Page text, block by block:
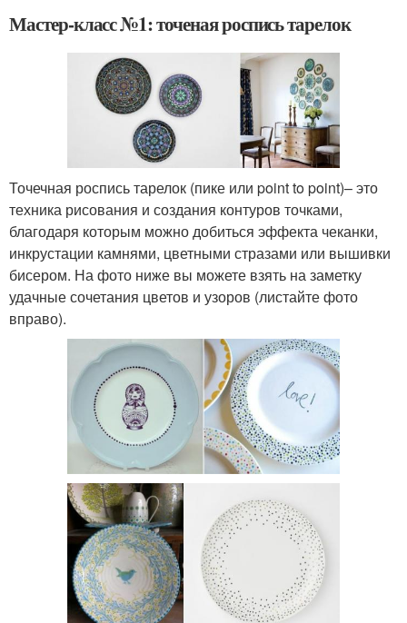
Мастер-класс №1: точеная роспись тарелок
Точечная роспись тарелок (пике или point to point)– это
техника рисования и создания контуров точками,
благодаря которым можно добиться эффекта чеканки,
инкрустации камнями, цветными стразами или вышивки
бисером. На фото ниже вы можете взять на заметку
удачные сочетания цветов и узоров (листайте фото
вправо).